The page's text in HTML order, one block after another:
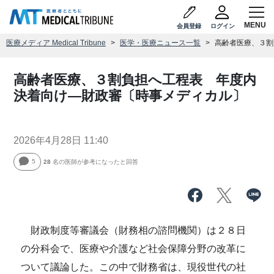
会員登録 ログイン
医療メディア Medical Tribune 医学・医療ニュース一覧 高齢者医療、３
高齢者医療、３割負担へ工程表 年度内
決着向け―財政審〔時事メディカル〕
2026年4月28日 11:40
5 28 名の医師が参考になったと回答
財政制度等審議会（財務相の諮問機関）は２８日
の分科会で、医療や介護など社会保障分野の改革に
ついて議論した。この中で財務省は、現役世代の社